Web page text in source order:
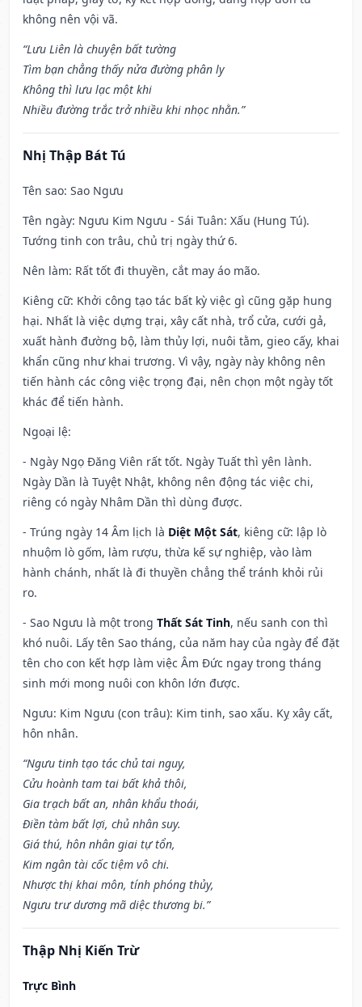
không nên vội vã.
“Lưu Liên là chuyện bất tường
Tìm bạn chẳng thấy nửa đường phân ly
Không thì lưu lạc một khi
Nhiều đường trắc trở nhiều khi nhọc nhằn.”
Nhị Thập Bát Tú
Tên sao: Sao Ngưu
Tên ngày: Ngưu Kim Ngưu - Sái Tuân: Xấu (Hung Tú).
Tướng tinh con trâu, chủ trị ngày thứ 6.
Nên làm: Rất tốt đi thuyền, cắt may áo mão.
Kiêng cữ: Khởi công tạo tác bất kỳ việc gì cũng gặp hung
hại. Nhất là việc dựng trại, xây cất nhà, trổ cửa, cưới gả,
xuất hành đường bộ, làm thủy lợi, nuôi tằm, gieo cấy, khai
khẩn cũng như khai trương. Vì vậy, ngày này không nên
tiến hành các công việc trọng đại, nên chọn một ngày tốt
khác để tiến hành.
Ngoại lệ:
- Ngày Ngọ Đăng Viên rất tốt. Ngày Tuất thì yên lành.
Ngày Dần là Tuyệt Nhật, không nên động tác việc chi,
riêng có ngày Nhâm Dần thì dùng được.
- Trúng ngày 14 Âm lịch là Diệt Một Sát, kiêng cữ: lập lò
nhuộm lò gốm, làm rượu, thừa kế sự nghiệp, vào làm
hành chánh, nhất là đi thuyền chẳng thể tránh khỏi rủi
ro.
- Sao Ngưu là một trong Thất Sát Tinh, nếu sanh con thì
khó nuôi. Lấy tên Sao tháng, của năm hay của ngày để đặt
tên cho con kết hợp làm việc Âm Đức ngay trong tháng
sinh mới mong nuôi con khôn lớn được.
Ngưu: Kim Ngưu (con trâu): Kim tinh, sao xấu. Kỵ xây cất,
hôn nhân.
“Ngưu tinh tạo tác chủ tai nguy,
Cửu hoành tam tai bất khả thôi,
Gia trạch bất an, nhân khẩu thoái,
Điền tàm bất lợi, chủ nhân suy.
Giá thú, hôn nhân giai tự tổn,
Kim ngân tài cốc tiệm vô chi.
Nhược thị khai môn, tính phóng thủy,
Ngưu trư dương mã diệc thương bi.”
Thập Nhị Kiến Trừ
Trực Bình